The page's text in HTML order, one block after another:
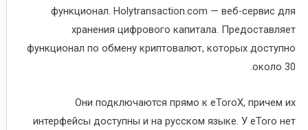
функционал. Holytransaction.com — веб-сервис для
хранения цифрового капитала. Предоставляет
функционал по обмену криптовалют, которых доступно
около 30.
Они подключаются прямо к eToroX, причем их
интерфейсы доступны и на русском языке. У eToro нет